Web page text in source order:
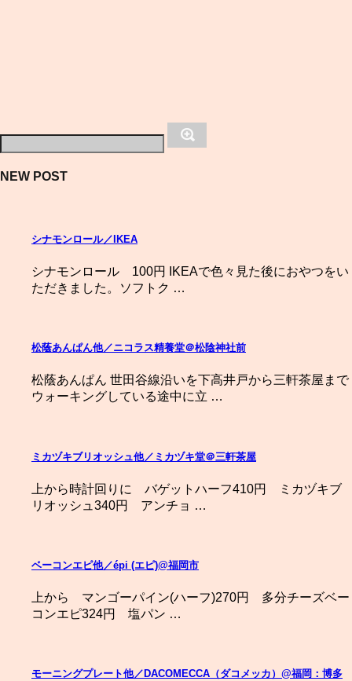
NEW POST
シナモンロール／IKEA
シナモンロール 100円 IKEAで色々見た後におやつをい
ただきました。ソフトク …
松蔭あんぱん他／ニコラス精養堂＠松陰神社前
松蔭あんぱん 世田谷線沿いを下高井戸から三軒茶屋まで
ウォーキングしている途中に立 …
ミカヅキブリオッシュ他／ミカヅキ堂＠三軒茶屋
上から時計回りに バゲットハーフ410円 ミカヅキブ
リオッシュ340円 アンチョ …
ベーコンエピ他／épi (エピ)@福岡市
上から マンゴーパイン(ハーフ)270円 多分チーズベー
コンエピ324円 塩パン …
モーニングプレート他／DACOMECCA（ダコメッカ）@福岡：博多